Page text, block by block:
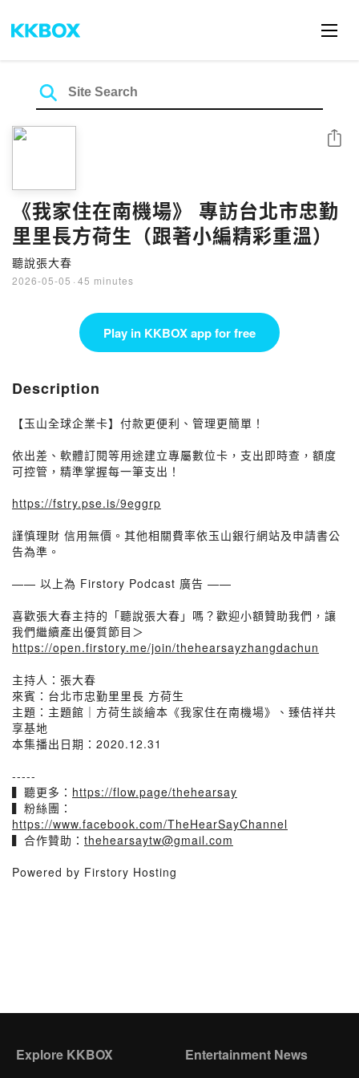
《我家住在南機場》 專訪台北市忠勤
里里長方荷生（跟著小編精彩重溫）
聽說張大春
2026-05-05 · 45 minutes
Share
Play in KKBOX app for free
Description
【玉山全球企業卡】付款更便利、管理更簡單！
依出差、軟體訂閱等用途建立專屬數位卡，支出即時查，額度
可控管，精準掌握每一筆支出！
https://fstry.pse.is/9eggrp
謹慎理財 信用無價。其他相關費率依玉山銀行網站及申請書公
告為準。
—— 以上為 Firstory Podcast 廣告 ——
喜歡張大春主持的「聽說張大春」嗎？歡迎小額贊助我們，讓
我們繼續產出優質節目＞
https://open.firstory.me/join/thehearsayzhangdachun
主持人：張大春
來賓：台北市忠勤里里長 方荷生
主題：主題館｜方荷生談繪本《我家住在南機場》、臻佶祥共
享基地
本集播出日期：2020.12.31
-----
▍聽更多： https://flow.page/thehearsay
▍粉絲團：
https://www.facebook.com/TheHearSayChannel
▍合作贊助： thehearsaytw@gmail.com
Powered by Firstory Hosting
Explore KKBOX Entertainment News